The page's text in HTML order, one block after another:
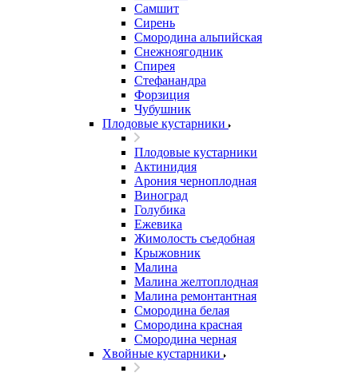
Самшит
Сирень
Смородина альпийская
Снежноягодник
Спирея
Стефанандра
Форзиция
Чубушник
Плодовые кустарники
Плодовые кустарники
Актинидия
Арония черноплодная
Виноград
Голубика
Ежевика
Жимолость съедобная
Крыжовник
Малина
Малина желтоплодная
Малина ремонтантная
Смородина белая
Смородина красная
Смородина черная
Хвойные кустарники